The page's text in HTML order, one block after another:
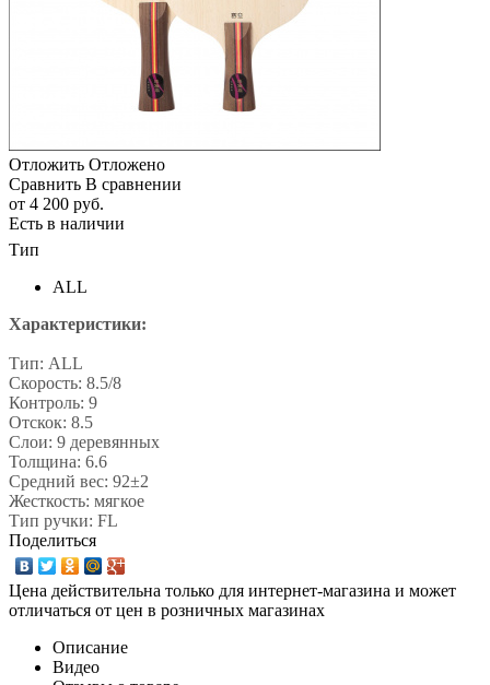
Отложить Отложено
Сравнить В сравнении
от 4 200 руб.
Есть в наличии
Тип
ALL
Характеристики:
Тип: ALL
Скорость: 8.5/8
Контроль: 9
Отскок: 8.5
Слои: 9 деревянных
Толщина: 6.6
Средний вес: 92±2
Жесткость: мягкое
Тип ручки: FL
Поделиться
Цена действительна только для интернет-магазина и может
отличаться от цен в розничных магазинах
Описание
Видео